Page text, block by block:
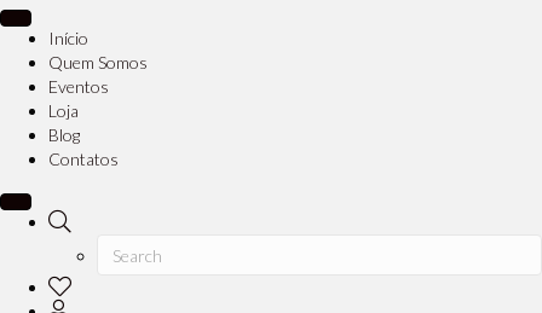
Início
Quem Somos
Eventos
Loja
Blog
Contatos